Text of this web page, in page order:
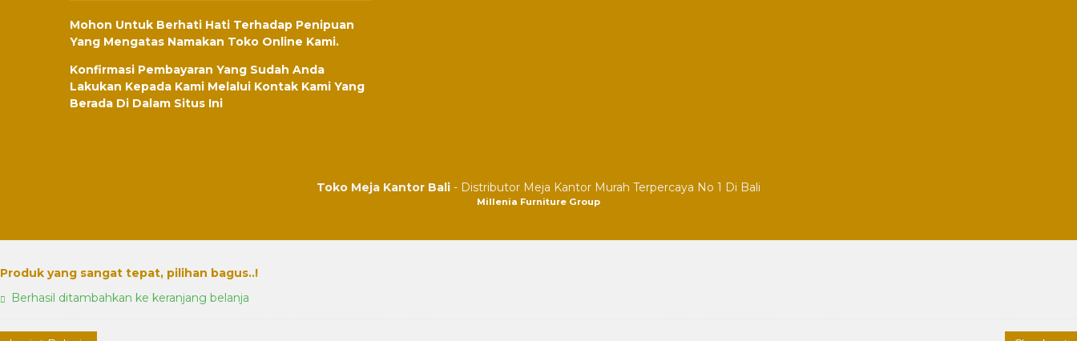
Mohon Untuk Berhati Hati Terhadap Penipuan
Yang Mengatas Namakan Toko Online Kami.
Konfirmasi Pembayaran Yang Sudah Anda
Lakukan Kepada Kami Melalui Kontak Kami Yang
Berada Di Dalam Situs Ini
Toko Meja Kantor Bali - Distributor Meja Kantor Murah Terpercaya No 1 Di Bali
Millenia Furniture Group
Produk yang sangat tepat, pilihan bagus..!
Berhasil ditambahkan ke keranjang belanja